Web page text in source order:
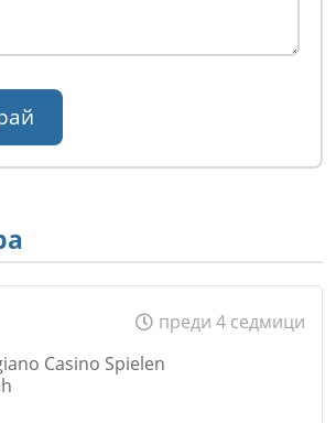
преди 4 седмици
Casino Spielen